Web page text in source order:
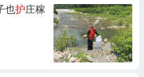
也护庄稼